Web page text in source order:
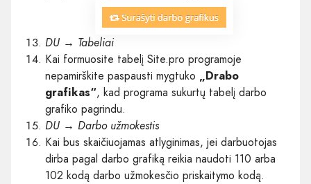
DU → Tabeliai
Kai formuosite tabelį Site.pro programoje
nepamirškite paspausti mygtuko „Drabo
grafikas“, kad programa sukurtų tabelį darbo
grafiko pagrindu.
DU → Darbo užmokestis
Kai bus skaičiuojamas atlyginimas, jei darbuotojas
dirba pagal darbo grafiką reikia naudoti 110 arba
102 kodą darbo užmokesčio priskaitymo kodą.